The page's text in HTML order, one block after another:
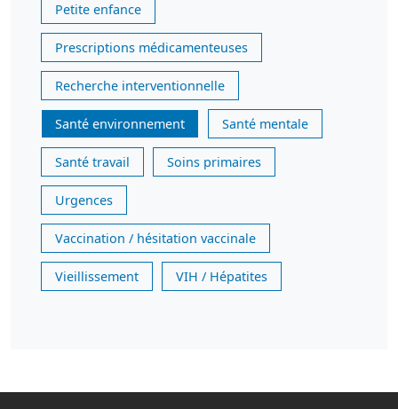
Petite enfance
Prescriptions médicamenteuses
Recherche interventionnelle
Santé environnement Santé mentale
Santé travail Soins primaires
Urgences
Vaccination / hésitation vaccinale
Vieillissement VIH / Hépatites